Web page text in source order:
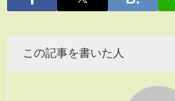
この記事を書いた人